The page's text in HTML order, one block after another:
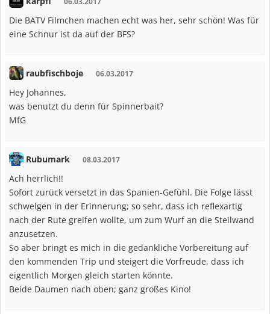
Die BATV Filmchen machen echt was her, sehr schön! Was für
eine Schnur ist da auf der BFS?
raubfischboje 06.03.2017
Hey Johannes,
was benutzt du denn für Spinnerbait?
MfG
Rubumark 08.03.2017
Ach herrlich!!
Sofort zurück versetzt in das Spanien-Gefühl. Die Folge lässt
schwelgen in der Erinnerung; so sehr, dass ich reflexartig
nach der Rute greifen wollte, um zum Wurf an die Steilwand
anzusetzen.
So aber bringt es mich in die gedankliche Vorbereitung auf
den kommenden Trip und steigert die Vorfreude, dass ich
eigentlich Morgen gleich starten könnte.
Beide Daumen nach oben; ganz großes Kino!